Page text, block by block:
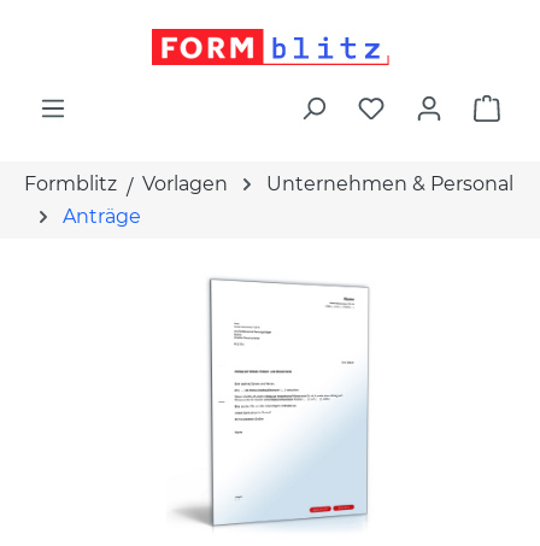
Formblitz Vorlagen
Unternehmen & Personal
Anträge